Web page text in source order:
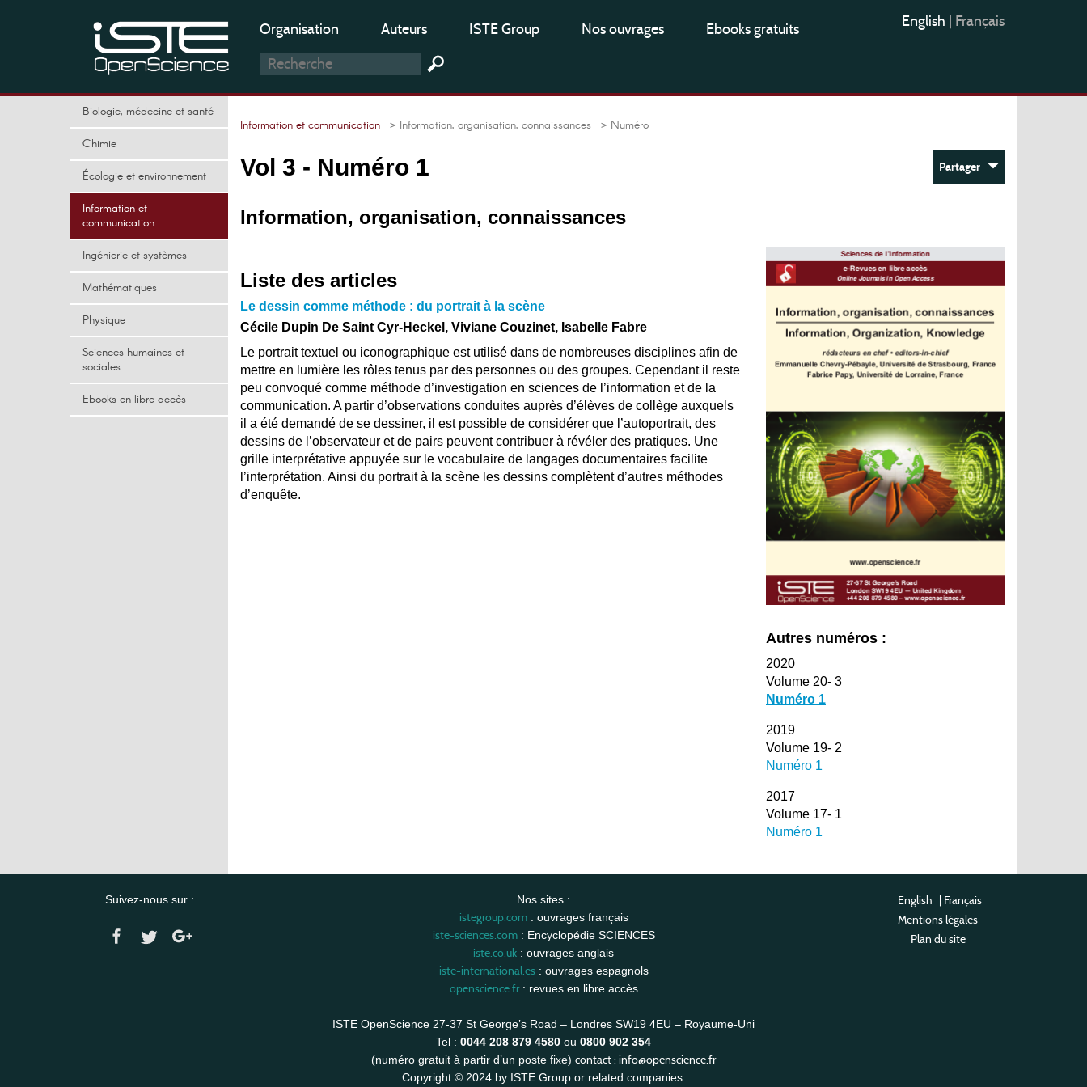
Organisation Auteurs ISTE Group Nos ouvrages Ebooks gratuits English Français
Biologie, médecine et santé
Chimie
Écologie et environnement
Information et
communication
Ingénierie et systèmes
Mathématiques
Physique
Sciences humaines et
sociales
Ebooks en libre accès
Information et communication > Information, organisation, connaissances > Numéro
Vol 3 - Numéro 1
Information, organisation, connaissances
Partager
Liste des articles
Le dessin comme méthode : du portrait à la scène
Cécile Dupin De Saint Cyr-Heckel, Viviane Couzinet, Isabelle Fabre
Le portrait textuel ou iconographique est utilisé dans de nombreuses disciplines afin de
mettre en lumière les rôles tenus par des personnes ou des groupes. Cependant il reste
peu convoqué comme méthode d’investigation en sciences de l’information et de la
communication. A partir d’observations conduites auprès d’élèves de collège auxquels
il a été demandé de se dessiner, il est possible de considérer que l’autoportrait, des
dessins de l’observateur et de pairs peuvent contribuer à révéler des pratiques. Une
grille interprétative appuyée sur le vocabulaire de langages documentaires facilite
l’interprétation. Ainsi du portrait à la scène les dessins complètent d’autres méthodes
d’enquête.
Autres numéros :
2020
Volume 20- 3
Numéro 1
2019
Volume 19- 2
Numéro 1
2017
Volume 17- 1
Numéro 1
Suivez-nous sur : Nos sites :
istegroup.com: ouvrages français
iste-sciences.com: Encyclopédie SCIENCES
iste.co.uk : ouvrages anglais
iste-international.es: ouvrages espagnols
openscience.fr: revues en libre accès
ISTE OpenScience 27-37 St George’s Road – Londres SW19 4EU – Royaume-Uni
Tel : 0044 208 879 4580 ou 0800 902 354
(numéro gratuit à partir d’un poste fixe) contact : info@openscience.fr
Copyright © 2024 by ISTE Group or related companies.
English
Français
Mentions légales
Plan du site